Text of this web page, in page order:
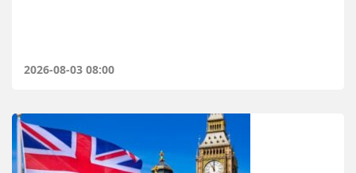
2026-08-03 08:00